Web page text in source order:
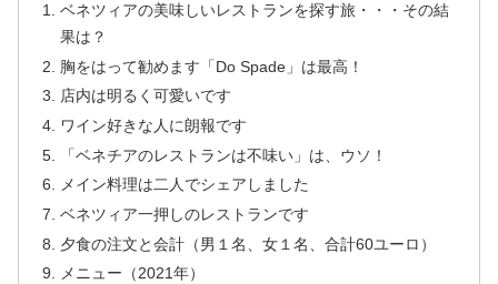
ベネツィアの美味しいレストランを探す旅・・・その結
果は？
胸をはって勧めます「Do Spade」は最高！
店内は明るく可愛いです
ワイン好きな人に朗報です
「ベネチアのレストランは不味い」は、ウソ！
メイン料理は二人でシェアしました
ベネツィア一押しのレストランです
夕食の注文と会計（男１名、女１名、合計60ユーロ）
メニュー（2021年）